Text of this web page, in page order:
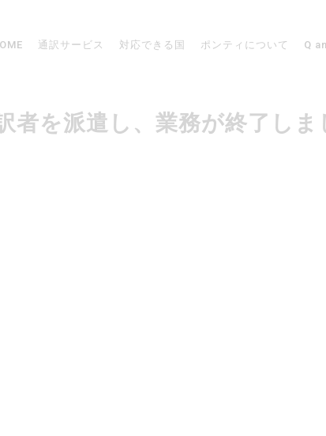
通訳サービス 対応できる国 ポンティについて Q
を派遣し、業務が終了しま